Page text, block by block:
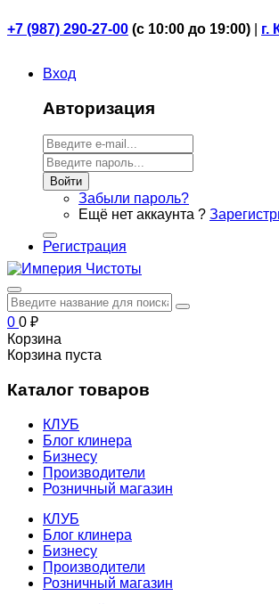
+7 (987) 290-27-00 (с 10:00 до 19:00) г.
Вход
Авторизация
Войти
Забыли пароль?
Ещё нет аккаунта ?
Регистрация
0 0 ₽
Корзина
Корзина пуста
Каталог товаров
КЛУБ
Блог клинера
Бизнесу
Производители
Розничный магазин
КЛУБ
Блог клинера
Бизнесу
Производители
Розничный магазин